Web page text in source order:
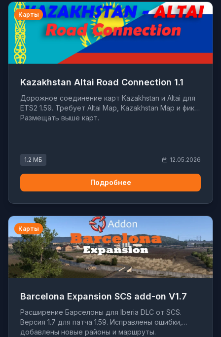
Карты
Kazakhstan Altai Road Connection 1.1
Дорожное соединение карт Kazakhstan и Altai для
ETS2 1.59. Требует Altai Map, Kazakhstan Map и фикс.
Размещать выше карт.
1.2 МБ 12.05.2026
Подробнее
Карты
Barcelona Expansion SCS add-on V1.7
Расширение Барселоны для Iberia DLC от SCS.
Версия 1.7 для патча 1.59. Исправлены ошибки,
добавлены новые районы и маршруты.